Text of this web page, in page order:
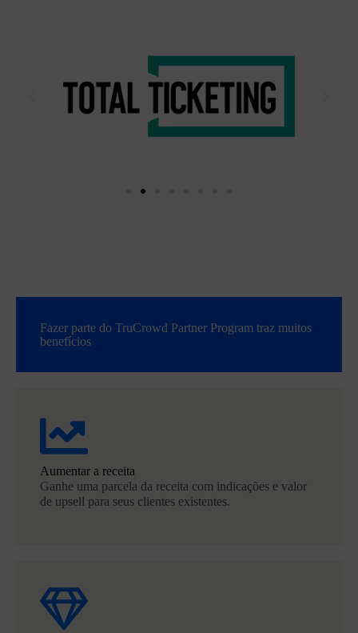
Fazer parte do TruCrowd Partner Program traz muitos
benefícios
Aumentar a receita
Ganhe uma parcela da receita com indicações e valor
de upsell para seus clientes existentes.